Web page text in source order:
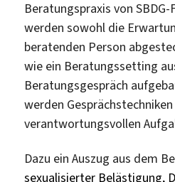
Beratungspraxis von SBDG-
werden sowohl die
beratenden Person
wie ein Beratungssetting
Beratungsgespräch
werden
verantwortungsvollen
Dazu ein Auszug aus dem
sexualisierter Belästigung,